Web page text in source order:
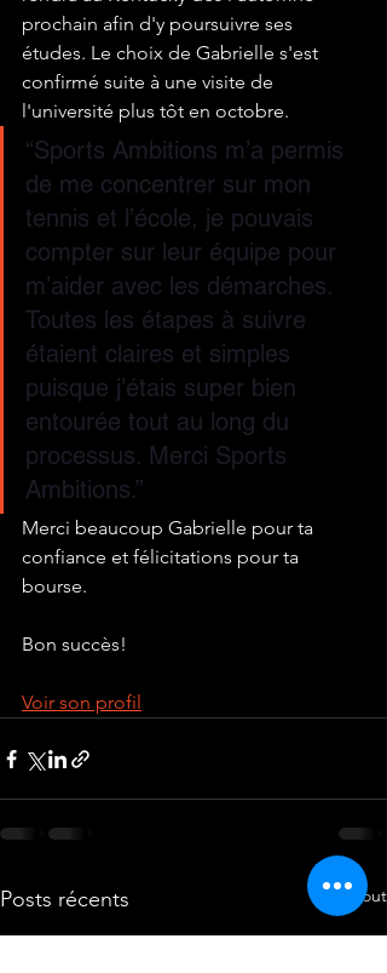
prochain afin d'y poursuivre ses
études. Le choix de Gabrielle s'est
confirmé suite à une visite de
l'université plus tôt en octobre.
“Sports Ambitions m’a permis
de me concentrer sur mon
tennis et l’école, je pouvais
compter sur leur équipe pour
m’aider avec les démarches.
Toutes les étapes à suivre
étaient claires et simples
puisque j’étais super bien
entourée tout au long du
processus. Merci Sports
Ambitions.”
Merci beaucoup Gabrielle pour ta
confiance et félicitations pour ta
bourse.
Bon succès!
Voir son profil
Posts récents Voir tout